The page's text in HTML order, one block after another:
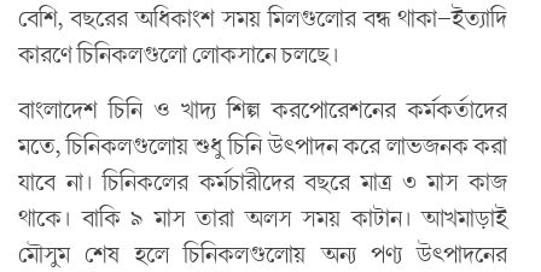
বেশি, বছরের অধিকাংশ সময় মিলগুলোর বন্ধ থাকা—ইত্যাদি
কারণে চিনিকলগুলো লোকসানে চলছে।
বাংলাদেশ চিনি ও খাদ্য শিল্প করপোরেশনের কর্মকর্তাদের
মতে, চিনিকলগুলোয় শুধু চিনি উৎপাদন করে লাভজনক করা
যাবে না। চিনিকলের কর্মচারীদের বছরে মাত্র ৩ মাস কাজ
থাকে। বাকি ৯ মাস তারা অলস সময় কাটান। আখমাড়াই
মৌসুম শেষ হলে চিনিকলগুলোয় অন্য পণ্য উৎপাদনের